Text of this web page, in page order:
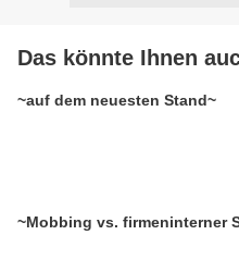
Das könnte Ihnen
~auf dem neuesten Stand~
~Mobbing vs. firmeninterner